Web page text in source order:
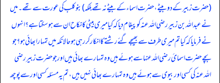
(حضرت زبیر کے دو بیٹے، حضرت اسماء کے بیٹے نہ تھے بلکہ) بنو کلب کی عورت سے تھے۔ میں
نے عبد اللہ بن زبیر رضی اللہ عنہ کو پیغام دیا کہ کیا میری بیٹی کا نکاح ان سے ہوسکتا ہے؟ انہوں
نے فرمایا کہ کیا تم میری طرف سے بھیجے گئے رشتے کا انکار کررہی ہو حالانکہ میں تمہارا بھائی ہو؟ جو
بچے حضرت اسمائ رضی اللہ عنہا سے ہوئے ہیں وہ تمہارے بھائی ہیں اور جو حضرت زبیر رضی
اللہ عنہ کی کسی اور بیوی سے ہوئے ہیں وہ تمہارے بھائی نہیں ہیں، تم یہ مسئلہ کسی اور سے پوچھ